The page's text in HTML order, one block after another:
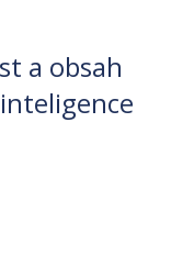
a obsah